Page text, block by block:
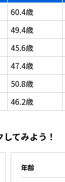
60.4歳
49.4歳
45.6歳
47.4歳
50.8歳
46.2歳
てみよう！
年齢